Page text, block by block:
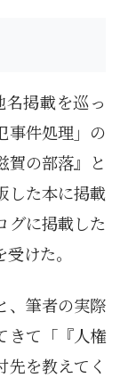
掲載を巡っ
事件処理」の
賀の部落』と
した本に掲載
グに掲載した
けた。
、筆者の実際
きて「『人権
を教えてく